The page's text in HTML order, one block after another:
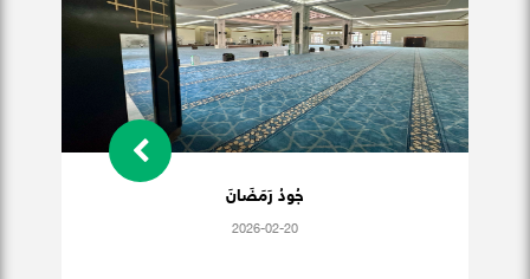
جُودُ رَمَضَانَ
2026-02-20